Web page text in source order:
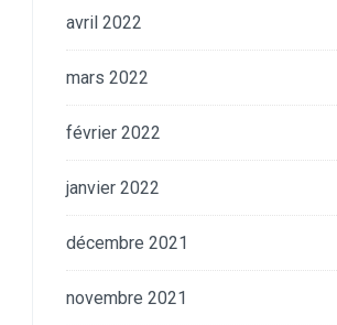
avril 2022
mars 2022
février 2022
janvier 2022
décembre 2021
novembre 2021